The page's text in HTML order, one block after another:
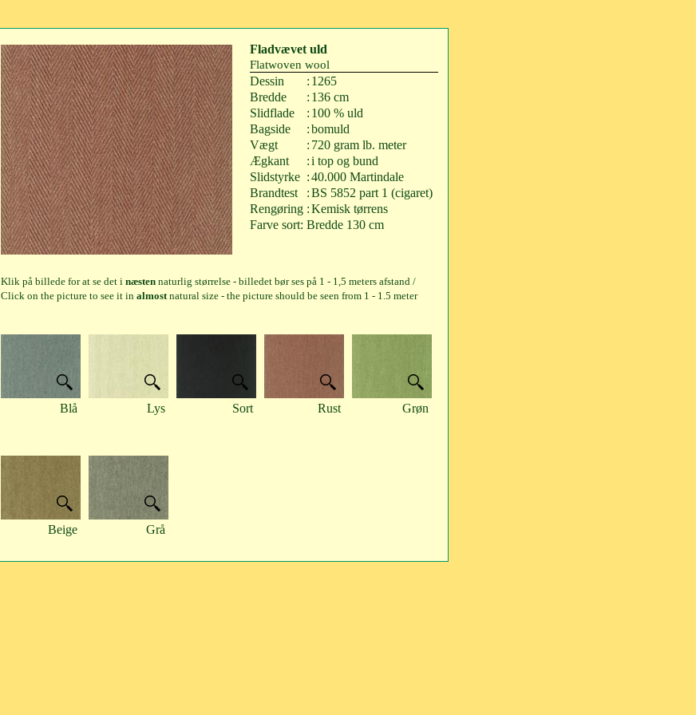
Fladvævet uld
Flatwoven wool
Dessin : 1265
Bredde
: 136 cm
Slidflade
: 100 % uld
Bagside
:bomuld
Vægt
: 720 gram lb. meter
Ægkant
:i top og bund
Slidstyrke :40.000 Martindale
Brandtest
:BS 5852 part 1 (cigaret)
Rengøring :Kemisk tørrens
Farve sort: Bredde 130 cm
Klik på billede for at se det i næsten naturlig størrelse - billedet bør ses på 1 - 1,5 meters afstand /
Click on the picture to see it in almostnatural size - the picture should be seen from 1 - 1.5 meter
Blå Lys Sort Rust Grøn
Beige Grå